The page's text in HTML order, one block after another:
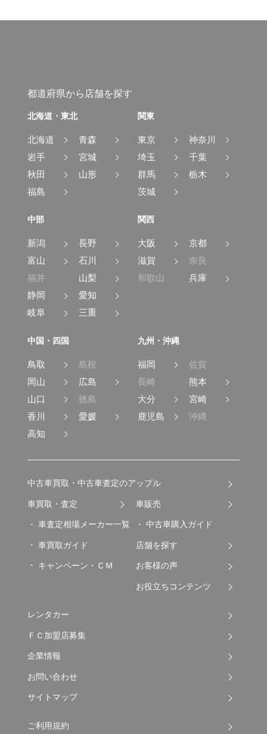
都道府県から店舗を探す
北海道・東北
北海道
青森
岩手
宮城
秋田
山形
福島
関東
東京
神奈川
埼玉
千葉
群馬
栃木
茨城
中部
新潟
長野
富山
石川
福井
山梨
静岡
愛知
岐阜
三重
関西
大阪
京都
滋賀
奈良
和歌山
兵庫
中国・四国
鳥取
島根
岡山
広島
山口
徳島
香川
愛媛
高知
九州・沖縄
福岡
佐賀
長崎
熊本
大分
宮崎
鹿児島
沖縄
中古車買取・中古車査定のアップル
車買取・査定
車査定相場メーカー一覧
車買取ガイド
キャンペーン・ＣＭ
車販売
中古車購入ガイド
店舗を探す
お客様の声
お役立ちコンテンツ
レンタカー
ＦＣ加盟店募集
企業情報
お問い合わせ
サイトマップ
ご利用規約